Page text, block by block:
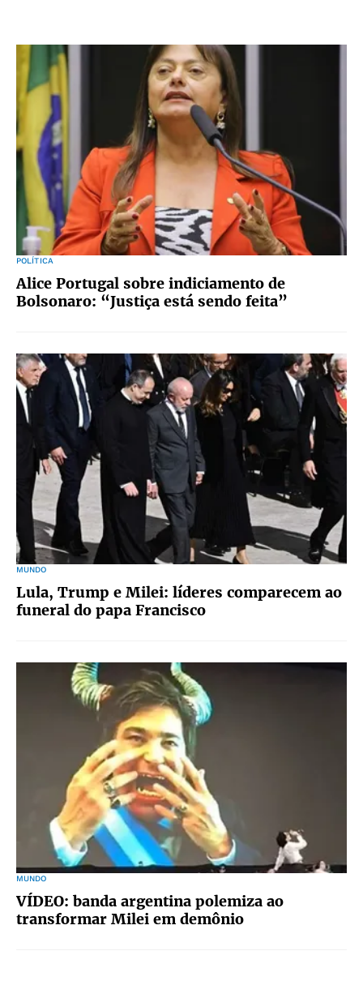
POLÍTICA
Alice Portugal sobre indiciamento de
Bolsonaro: “Justiça está sendo feita”
MUNDO
Lula, Trump e Milei: líderes comparecem ao
funeral do papa Francisco
MUNDO
VÍDEO: banda argentina polemiza ao
transformar Milei em demônio